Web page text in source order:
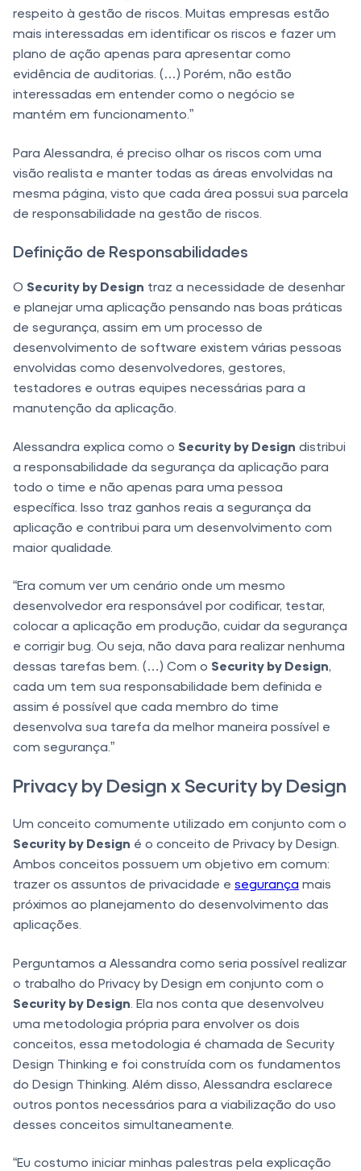
respeito à gestão de riscos. Muitas empresas estão
mais interessadas em identificar os riscos e fazer um
plano de ação apenas para apresentar como
evidência de auditorias. (…) Porém, não estão
interessadas em entender como o negócio se
mantém em funcionamento.”
Para Alessandra, é preciso olhar os riscos com uma
visão realista e manter todas as áreas envolvidas na
mesma página, visto que cada área possui sua parcela
de responsabilidade na gestão de riscos.
Definição de Responsabilidades
O Security by Design traz a necessidade de desenhar
e planejar uma aplicação pensando nas boas práticas
de segurança, assim em um processo de
desenvolvimento de software existem várias pessoas
envolvidas como desenvolvedores, gestores,
testadores e outras equipes necessárias para a
manutenção da aplicação.
Alessandra explica como o Security by Design distribui
a responsabilidade da segurança da aplicação para
todo o time e não apenas para uma pessoa
específica. Isso traz ganhos reais a segurança da
aplicação e contribui para um desenvolvimento com
maior qualidade.
“Era comum ver um cenário onde um mesmo
desenvolvedor era responsável por codificar, testar,
colocar a aplicação em produção, cuidar da segurança
e corrigir bug. Ou seja, não dava para realizar nenhuma
dessas tarefas bem. (…) Com o Security by Design,
cada um tem sua responsabilidade bem definida e
assim é possível que cada membro do time
desenvolva sua tarefa da melhor maneira possível e
com segurança.”
Privacy by Design x Security by Design
Um conceito comumente utilizado em conjunto com o
Security by Design é o conceito de Privacy by Design.
Ambos conceitos possuem um objetivo em comum:
trazer os assuntos de privacidade e segurança mais
próximos ao planejamento do desenvolvimento das
aplicações.
Perguntamos a Alessandra como seria possível realizar
o trabalho do Privacy by Design em conjunto com o
Security by Design . Ela nos conta que desenvolveu
uma metodologia própria para envolver os dois
conceitos, essa metodologia é chamada de Security
Design Thinking e foi construída com os fundamentos
do Design Thinking. Além disso, Alessandra esclarece
outros pontos necessários para a viabilização do uso
desses conceitos simultaneamente.
“Eu costumo iniciar minhas palestras pela explicação